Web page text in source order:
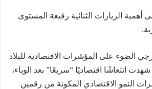
أهمية الزيارات الثنائية رفيعة المستوى
الضوء على المؤشرات الاقتصادية للبلاد
انتعاشًا اقتصاديًا “سريعًا” بعد الوباء،
النمو الاقتصادي المكونة من رقمين